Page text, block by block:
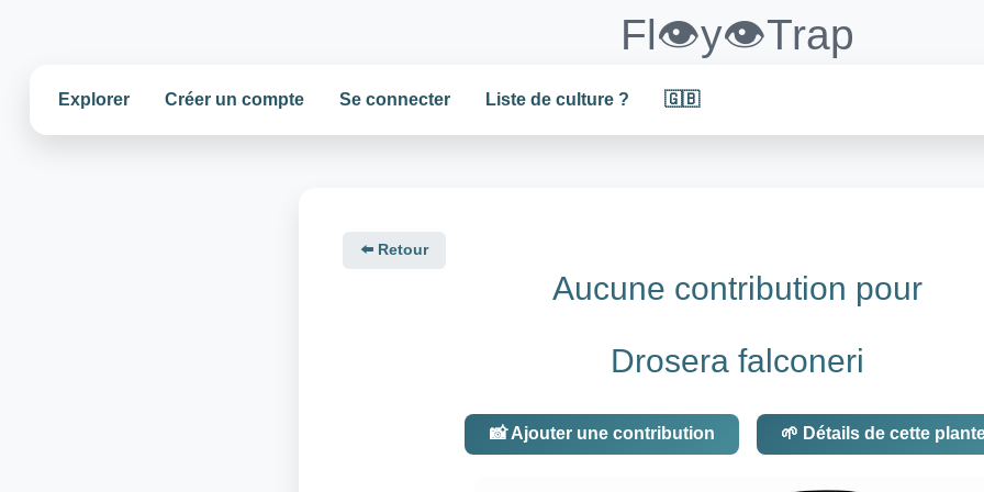
Fl👁️y👁️Trap
Explorer Créer un compte Se connecter Liste de culture ? 🇬🇧
⬅️ Retour
Aucune contribution pour
Drosera falconeri
📸 Ajouter une contribution 🌱 Détails de cette